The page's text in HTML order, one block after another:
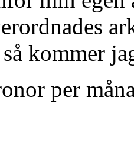
kommer
per